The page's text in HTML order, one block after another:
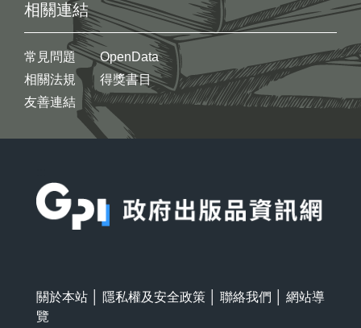
相關連結
常見問題
相關法規
友善連結
OpenData
得獎書目
關於本站 隱私權及安全政策 聯絡我們
網站導
覽